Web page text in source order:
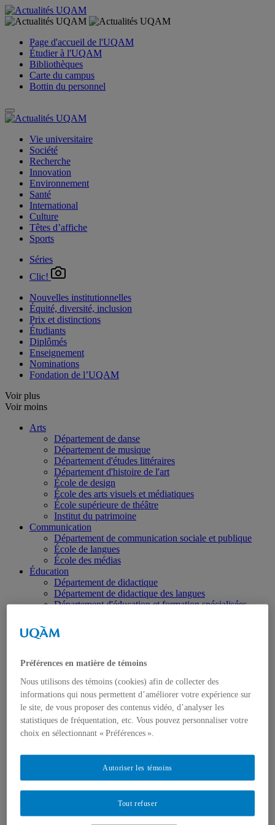
Page d'accueil de l'UQAM
Étudier à l'UQAM
Bibliothèques
Carte du campus
Bottin du personnel
Vie universitaire
Société
Recherche
Innovation
Environnement
Santé
International
Culture
Têtes d’affiche
Sports
Séries
Clic!
Nouvelles institutionnelles
Équité, diversité, inclusion
Prix et distinctions
Étudiants
Diplômés
Enseignement
Nominations
Fondation de l’UQAM
Voir plus
Voir moins
Arts
Département de danse
Département de musique
Département d'études littéraires
Département d'histoire de l'art
École de design
École des arts visuels et médiatiques
École supérieure de théâtre
Institut du patrimoine
Communication
Département de communication sociale et publique
École de langues
École des médias
Éducation
Département de didactique
Département de didactique des langues
Département d'éducation et formation spécialisées
Gestion
Département de finance
Département de marketing
environnementale
Département des sciences comptables
Département des sciences économiques
Département d’analytique, opérations et technologies
de l’information
Département d'études urbaines et touristiques
Département de science politique
Département des sciences juridiques
Institut d'études internationales de Montréal
Sciences
Préférences en matière de témoins
Nous utilisons des témoins (cookies) afin de collecter des
informations qui nous permettent d’améliorer votre expérience sur
le site, de vous proposer des contenus vidéo, d’analyser les
statistiques de fréquentation, etc. Vous pouvez personnaliser votre
choix en sélectionnant « Préférences ».
Tout refuser
Autoriser les témoins